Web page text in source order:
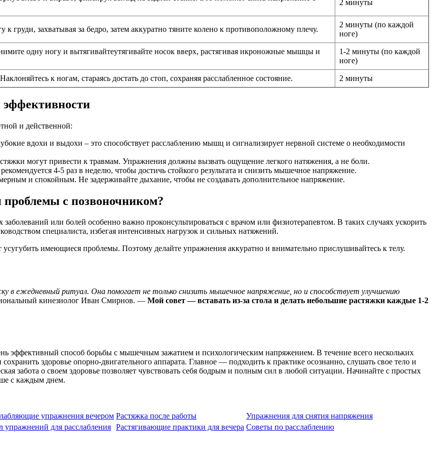
2 минуты
к груди, захватывая за бедро, затем аккуратно тяните колено к противоположному плечу.
2 минуты (по каждой
ноге)
одну ногу и вытягивайтеутягивайте носок вверх, растягивая икроножные мышцы и
1-2 минуты (по каждой
ноге)
к ногам, стараясь достать до стоп, сохраняя расслабленное состояние. 2 минуты
и действенной:
вдохи и выдохи – это способствует расслаблению мышц и сигнализирует нервной системе о необходимости
могут привести к травмам. Упражнения должны вызвать ощущение легкого натяжения, а не боли.
4-5 раз в неделю, чтобы достичь стойкого результата и снизить мышечное напряжение.
и спокойным. Не задерживайте дыхание, чтобы не создавать дополнительное напряжение.
проблемы с позвоночником?
или болей особенно важно проконсультироваться с врачом или физиотерапевтом. В таких случаях ускорить
специалиста, избегая интенсивных нагрузок и сильных натяжений.
имеющиеся проблемы. Поэтому делайте упражнения аккуратно и внимательно прислушивайтесь к телу.
в ежедневный ритуал. Она помогает не только снизить мышечное напряжение, но и способствует улучшению
кинезиолог Иван Смирнов. — Мой совет — вставать из-за стола и делать небольшие растяжки каждые 1-2
эффективный способ борьбы с мышечным зажатием и психологическим напряжением. В течение всего нескольких
здоровье опорно-двигательного аппарата. Главное — подходить к практике осознанно, слушать свое тело и
забота о своем здоровье позволяет чувствовать себя бодрым и полным сил в любой ситуации. Начинайте с простых
с каждым днем.
упражнения вечером Растяжка после работы
Упражнения для снятия напряжения
упражнений для расслабления Растягивающие практики для вечера Советы по расслаблению